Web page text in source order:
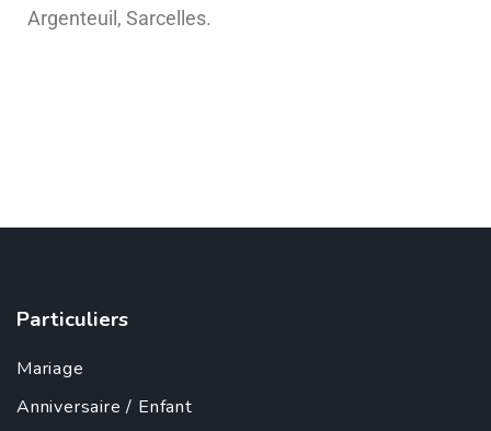
Argenteuil, Sarcelles.
Particuliers
Mariage
Anniversaire / Enfant